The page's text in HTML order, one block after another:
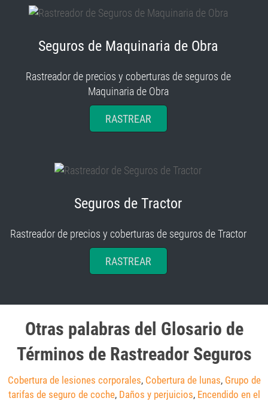
Seguros de Maquinaria de Obra
Rastreador de precios y coberturas de seguros de
Maquinaria de Obra
RASTREAR
Seguros de Tractor
Rastreador de precios y coberturas de seguros de Tractor
RASTREAR
Otras palabras del Glosario de
Términos de Rastreador Seguros
Cobertura de lesiones corporales, Cobertura de lunas, Grupo de
tarifas de seguro de coche, Daños y perjuicios, Encendido en el